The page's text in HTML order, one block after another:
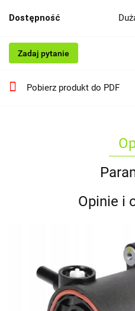
Dostępność
Zadaj pytanie
Pobierz produkt do PDF
Opinie i